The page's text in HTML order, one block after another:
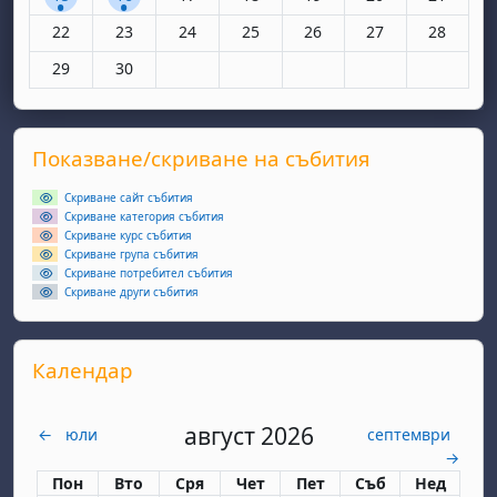
Няма събития, понеделник, 22 юни
22 Няма събития, вторник, 23 юни
23 Няма събития, сряда, 24 юни
24 Няма събития, четвъртък, 25 юни
25 Няма събития, петък, 26
26 Няма събития,
27 Няма
28
Няма събития, понеделник, 29 юни
29 Няма събития, вторник, 30 юни
30
Supplementary blocks
Прескочи Показване/скриване на събития
Показване/скриване на събития
Скриване сайт събития
Скриване категория събития
Скриване курс събития
Скриване група събития
Скриване потребител събития
Скриване други събития
Прескочи Календар
Календар
← юли август 2026
септември
→
Понеделник
Пон вторник
Вто сряда
Сря четвъртък
Чет петък
Пет събота
Съб неделя
Нед